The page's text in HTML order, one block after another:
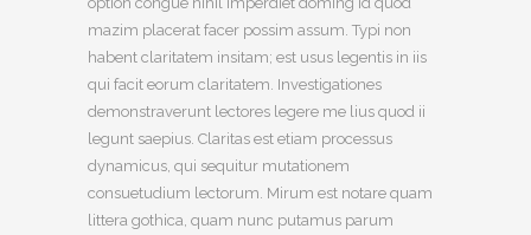
mazim placerat facer possim assum. Typi non
habent claritatem insitam; est usus legentis in iis
qui facit eorum claritatem. Investigationes
demonstraverunt lectores legere me lius quod ii
legunt saepius. Claritas est etiam processus
dynamicus, qui sequitur mutationem
consuetudium lectorum. Mirum est notare quam
littera gothica, quam nunc putamus parum